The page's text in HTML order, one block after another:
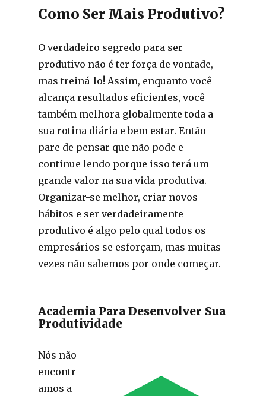
Como Ser Mais Produtivo?
O verdadeiro segredo para ser
produtivo não é ter força de vontade,
mas treiná-lo! Assim, enquanto você
alcança resultados eficientes, você
também melhora globalmente toda a
sua rotina diária e bem estar. Então
pare de pensar que não pode e
continue lendo porque isso terá um
grande valor na sua vida produtiva.
Organizar-se melhor, criar novos
hábitos e ser verdadeiramente
produtivo é algo pelo qual todos os
empresários se esforçam, mas muitas
vezes não sabemos por onde começar.
Academia Para Desenvolver Sua
Produtividade
Nós não
encontr
amos a